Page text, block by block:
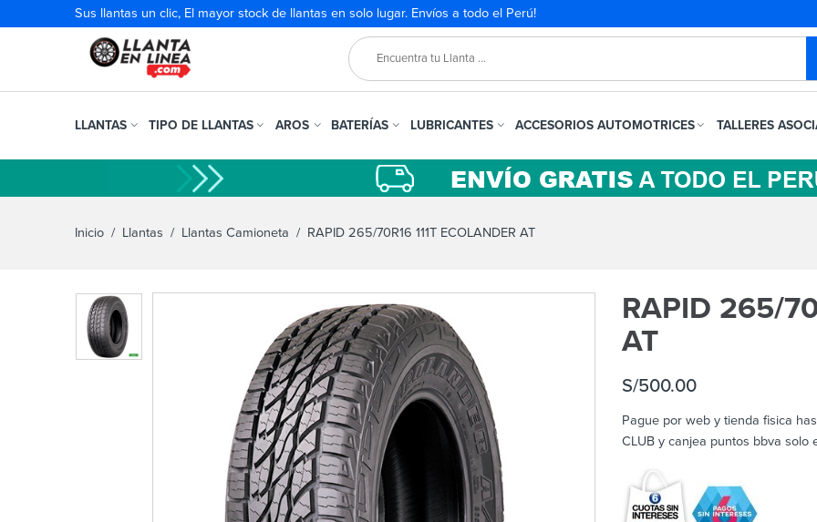
Sus llantas un clic, El mayor stock de llantas en solo lugar. Envíos a todo el Perú!
LLANTAS TIPO DE LLANTAS AROS BATERÍAS LUBRICANTES ACCESORIOS AUTOMOTRICES TALLERES
Inicio / Llantas / Llantas Camioneta / RAPID 265/70R16 111T ECOLANDER AT
RAPID 265/
AT
S/500.00
Pague por web y tienda fisica
CLUB y canjea puntos bbva solo